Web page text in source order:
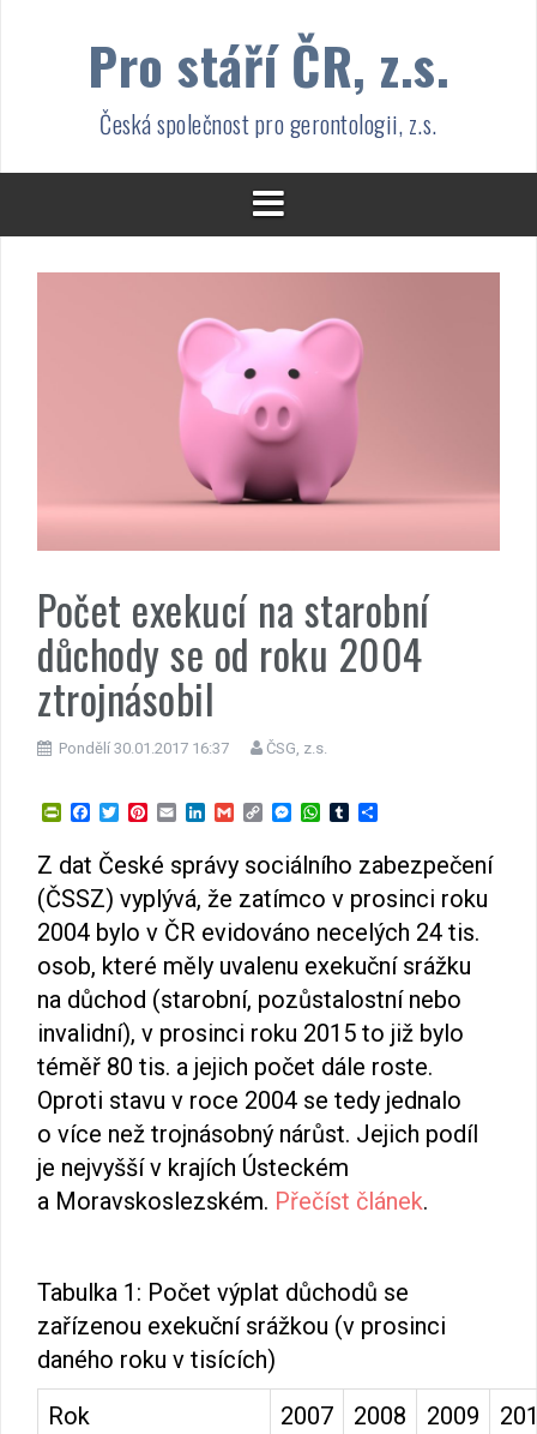
Pro stáří ČR, z.s.
Česká společnost pro gerontologii, z.s.
Počet exekucí na starobní
důchody se od roku 2004
ztrojnásobil
Pondělí 30.01.2017 16:37 ČSG, z.s.
P
n
t
F
r
i
e
d
l
y
F
e
b
o
o
k
T
t
t
e
r
P
t
e
r
e
s
t
E
i
L
n
k
e
d
I
n
G
i
C
y
L
i
n
k
M
s
s
e
n
g
e
r
W
a
t
s
A
p
p
T
b
l
r
a
r
e
Z dat České správy sociálního zabezpečení
(ČSSZ) vyplývá, že zatímco v prosinci roku
2004 bylo v ČR evidováno necelých 24 tis.
osob, které měly uvalenu exekuční srážku
na důchod (starobní, pozůstalostní nebo
invalidní), v prosinci roku 2015 to již bylo
téměř 80 tis. a jejich počet dále roste.
Oproti stavu v roce 2004 se tedy jednalo
o více než trojnásobný nárůst. Jejich podíl
je nejvyšší v krajích Ústeckém
a Moravskoslezském. Přečíst článek.
Tabulka 1: Počet výplat důchodů se
zařízenou exekuční srážkou (v prosinci
daného roku v tisících)
Rok
2007 2008 2009